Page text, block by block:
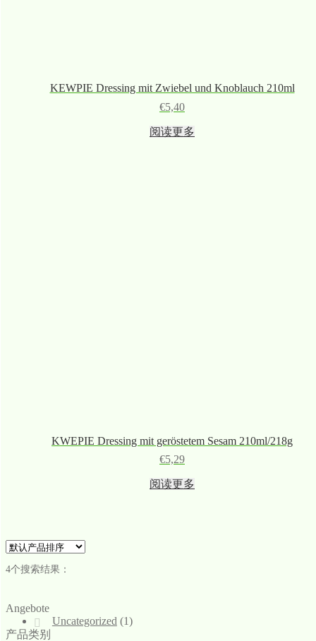
KEWPIE Dressing mit Zwiebel und Knoblauch 210ml
€5,40
阅读更多
KWEPIE Dressing mit geröstetem Sesam 210ml/218g
€5,29
阅读更多
4个搜索结果：
Angebote
Uncategorized (1)
产品类别